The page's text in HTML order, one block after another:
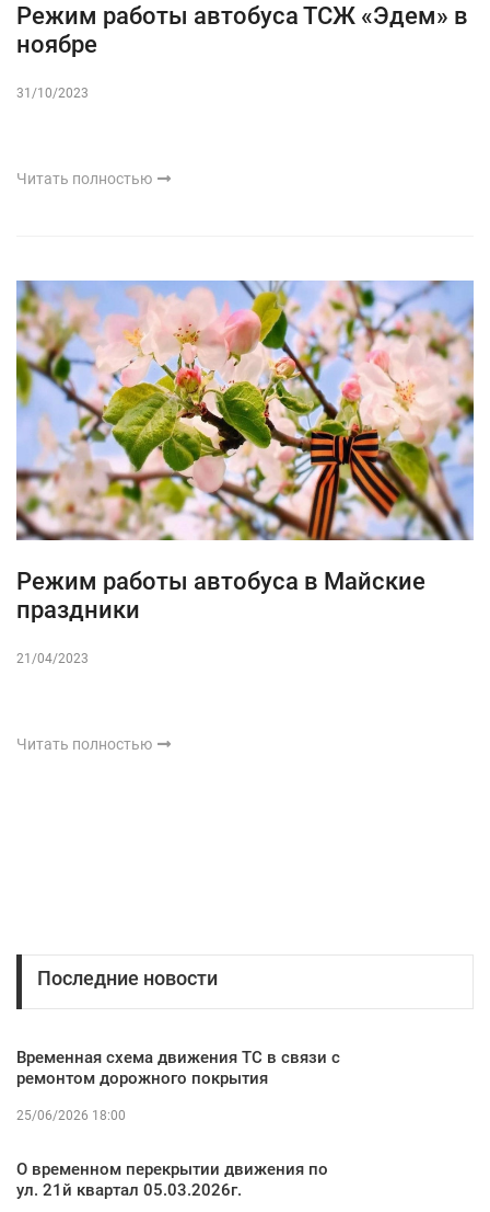
Режим работы автобуса ТСЖ «Эдем» в
ноябре
31/10/2023
Читать полностью
Режим работы автобуса в Майские
праздники
21/04/2023
Читать полностью
Последние новости
Временная схема движения ТС в связи с
ремонтом дорожного покрытия
25/06/2026 18:00
О временном перекрытии движения по
ул. 21й квартал 05.03.2026г.